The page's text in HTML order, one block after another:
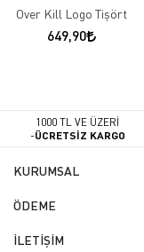
Over Kill Logo Tişört
649,90
1000 TL VE ÜZERİ
-ÜCRETSİZ KARGO
KURUMSAL
ÖDEME
İLETİŞİM